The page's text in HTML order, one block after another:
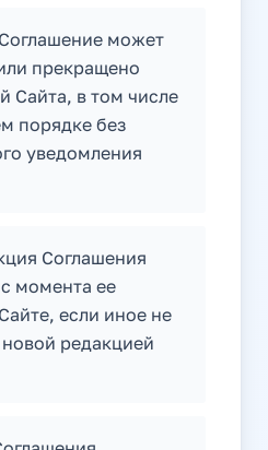
может
прекращено
Сайта, в том числе
порядке без
уведомления
Соглашения
момента ее
если иное не
редакцией